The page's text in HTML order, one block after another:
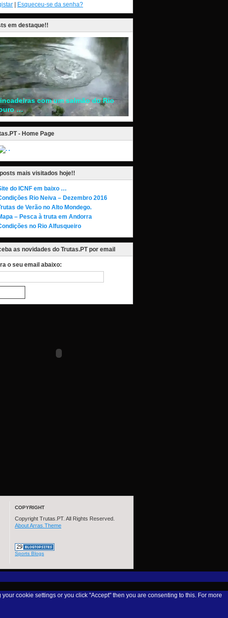
| Esqueceu-se da senha?
em destaque!!
com um salmão do Rio
…
- Home Page
.
mais visitados hoje!!
do ICNF em baixo …
Rio Neiva – Dezembro 2016
de Verão no Alto Mondego.
– Pesca à truta em Andorra
no Rio Alfusqueiro
as novidades do Trutas.PT por email
o seu email abaixo:
COPYRIGHT
Copyright Trutas.PT. All Rights Reserved.
About Arras.Theme
Sports Blogs
cookie settings or you click "Accept" then you are consenting to this. For more